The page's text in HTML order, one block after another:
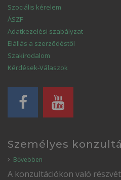
Szociális kérelem
ÁSZF
Adatkezelési szabályzat
Elállás a szerződéstől
Szakirodalom
Kérdések-Válaszok
Személyes
Bővebben
A konzultációkon való